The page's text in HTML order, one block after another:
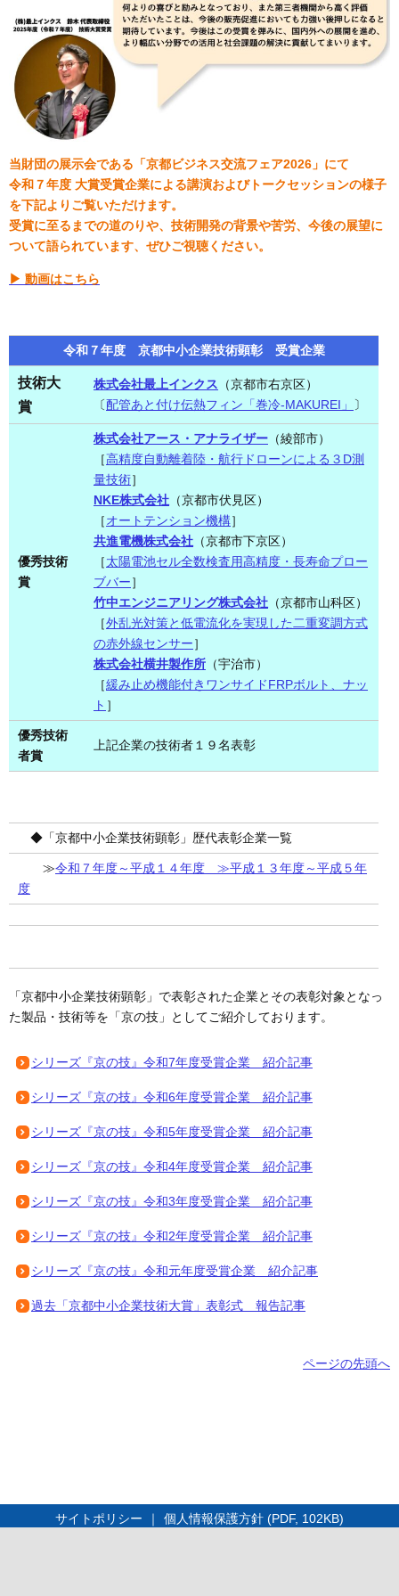
当財団の展示会である「京都ビジネス交流フェア2026」にて
令和７年度 大賞受賞企業による講演およびトークセッションの様子
を下記よりご覧いただけます。
受賞に至るまでの道のりや、技術開発の背景や苦労、今後の展望に
ついて語られています、ぜひご視聴ください。
▶ 動画はこちら
令和７年度 京都中小企業技術顕彰 受賞企業
技術大
賞
株式会社最上インクス （京都市右京区）
〔配管あと付け伝熱フィン「巻冷-MAKUREI」 〕
優秀技術
賞
株式会社アース・アナライザー （綾部市）
［高精度自動離着陸・航行ドローンによる３D測
量技術］
NKE株式会社 （京都市伏見区）
［オートテンション機構］
共進電機株式会社 （京都市下京区）
［太陽電池セル全数検査用高精度・長寿命プロー
ブバー］
竹中エンジニアリング株式会社 （京都市山科区）
［外乱光対策と低電流化を実現した二重変調方式
の赤外線センサー］
株式会社横井製作所 （宇治市）
［緩み止め機能付きワンサイドFRPボルト、ナッ
ト ］
優秀技術
者賞
上記企業の技術者１９名表彰
◆「京都中小企業技術顕彰」歴代表彰企業一覧
≫令和７年度～平成１４年度 ≫平成１３年度～平成５年
度
「京都中小企業技術顕彰」で表彰された企業とその表彰対象となっ
た製品・技術等を「京の技」としてご紹介しております。
シリーズ『京の技』令和7年度受賞企業 紹介記事
シリーズ『京の技』令和6年度受賞企業 紹介記事
シリーズ『京の技』令和5年度受賞企業 紹介記事
シリーズ『京の技』令和4年度受賞企業 紹介記事
シリーズ『京の技』令和3年度受賞企業 紹介記事
シリーズ『京の技』令和2年度受賞企業 紹介記事
シリーズ『京の技』令和元年度受賞企業 紹介記事
過去「京都中小企業技術大賞」表彰式 報告記事
ページの先頭へ
サイトポリシー ｜ 個人情報保護方針 (PDF, 102KB)